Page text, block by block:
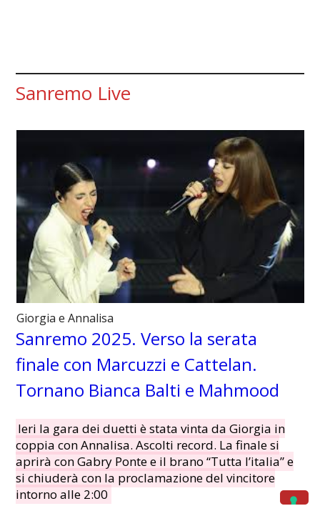
Sanremo Live
Giorgia e Annalisa
Sanremo 2025. Verso la serata
finale con Marcuzzi e Cattelan.
Tornano Bianca Balti e Mahmood
Ieri la gara dei duetti è stata vinta da Giorgia in
coppia con Annalisa. Ascolti record. La finale si
aprirà con Gabry Ponte e il brano “Tutta l’italia” e
si chiuderà con la proclamazione del vincitore
intorno alle 2:00